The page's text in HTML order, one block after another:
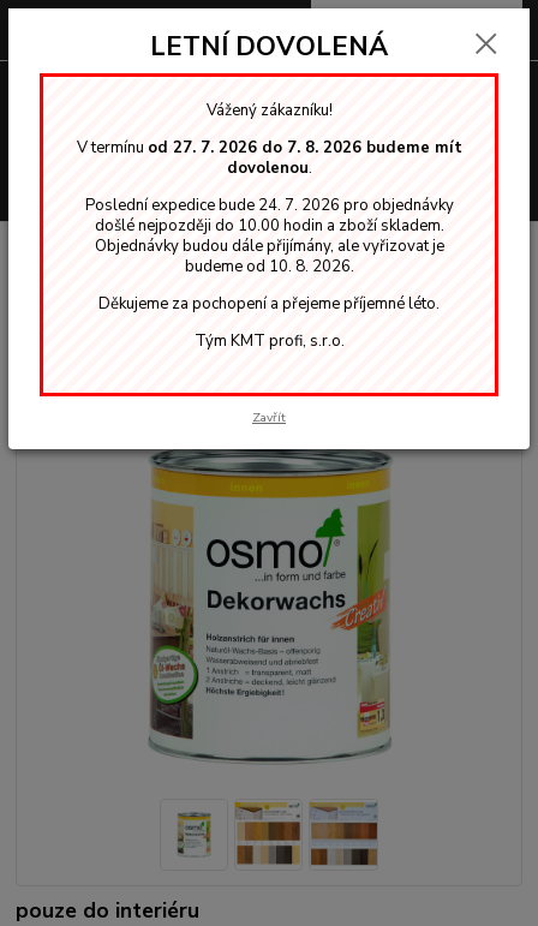
0,00 Kč
OSMO vosky, oleje Interiér
3102 Osmo dekorační vosk Buk lehce
3102 Osmo dekorační vosk Buk
lehce pařený 0,375l
pouze do interiéru
LETNÍ DOVOLENÁ
Vážený zákazníku!
V termínu od 27. 7. 2026 do 7. 8. 2026 budeme mít
dovolenou.
Poslední expedice bude 24. 7. 2026 pro objednávky
došlé nejpozději do 10.00 hodin a zboží skladem.
Objednávky budou dále přijímány, ale vyřizovat je
budeme od 10. 8. 2026.
Děkujeme za pochopení a přejeme příjemné léto.
Tým KMT profi, s.r.o.
Zavřít